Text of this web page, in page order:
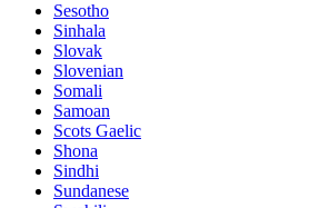
Sesotho
Sinhala
Slovak
Slovenian
Somali
Samoan
Scots Gaelic
Shona
Sindhi
Sundanese